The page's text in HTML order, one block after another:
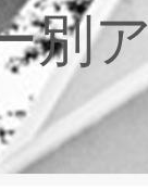
別